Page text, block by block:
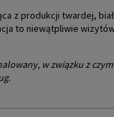
z produkcji twardej,
to niewątpliwie
w związku z